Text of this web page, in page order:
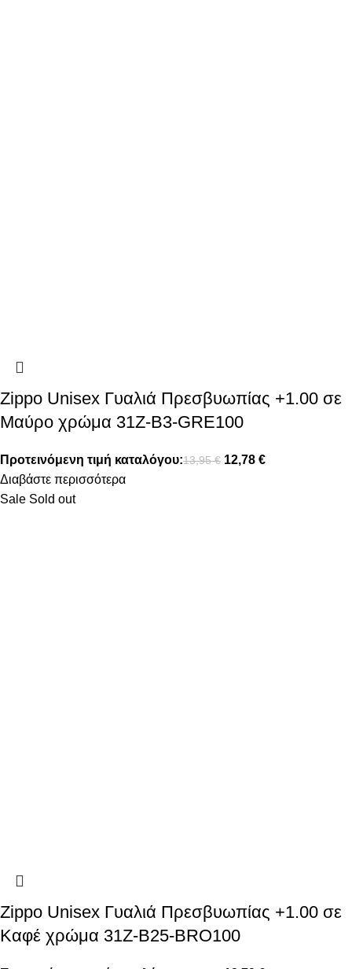
Zippo Unisex Γυαλιά Πρεσβυωπίας +1.00 σε
Μαύρο χρώμα 31Z-B3-GRE100
Προτεινόμενη τιμή καταλόγου:13,95€ 12,78 €
Διαβάστε περισσότερα
Sale Sold out
Zippo Unisex Γυαλιά Πρεσβυωπίας +1.00 σε
Καφέ χρώμα 31Z-B25-BRO100